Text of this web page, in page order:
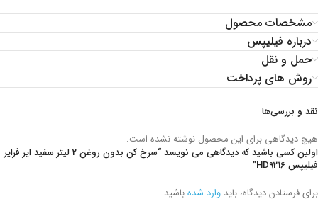
مشخصات محصول
درباره فیلیپس
حمل و نقل
روش های پرداخت
نقد و بررسی‌ها
هیچ دیدگاهی برای این محصول نوشته نشده است.
اولین کسی باشید که دیدگاهی می نویسد “سرخ کن بدون روغن 2 لیتر سفید ایر فرایر
فیلیپس HD9216”
برای فرستادن دیدگاه، باید وارد شدهباشید.